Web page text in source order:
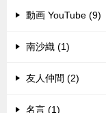
動画 YouTube (9)
南沙織 (1)
友人仲間 (2)
名言 (1)